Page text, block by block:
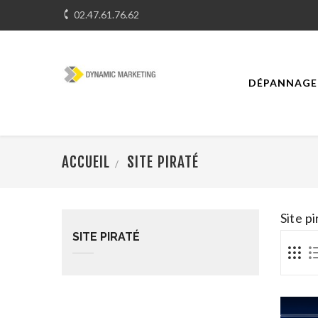
 02.47.61.76.62
ACCUEIL SITE PIRATÉ
SITE PIRATÉ
Site